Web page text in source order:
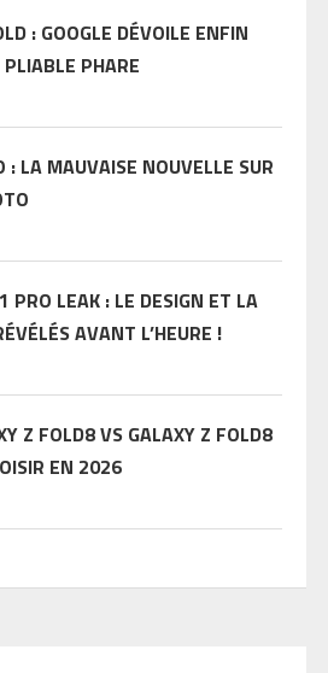
: GOOGLE DÉVOILE ENFIN
PHARE
: LA MAUVAISE NOUVELLE SUR
PRO LEAK : LE DESIGN ET LA
AVANT L’HEURE !
Z FOLD8 VS GALAXY Z FOLD8
EN 2026